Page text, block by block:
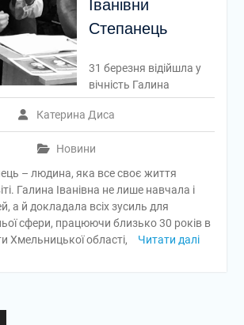
Іванівни
Степанець
Катерина Диса
Новини
31 березня відійшла у
вічність Галина
– людина, яка все своє життя
Галина Іванівна не лише навчала і
а й докладала всіх зусиль для
сфери, працюючи близько 30 років в
Хмельницької області,
Читати далі